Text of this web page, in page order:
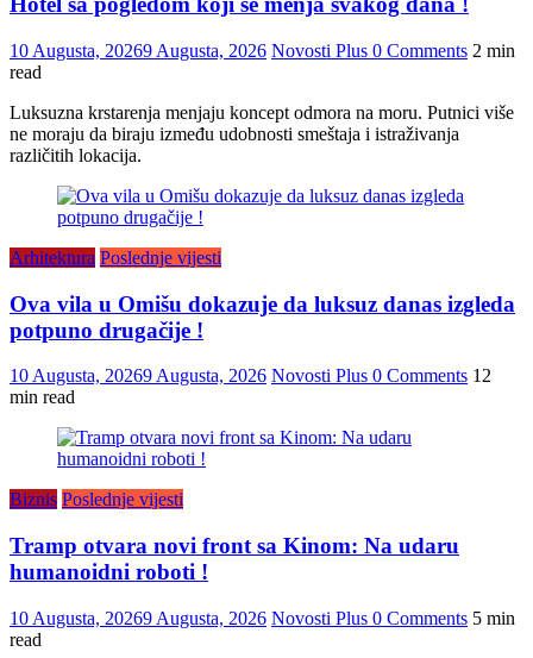
10 Augusta, 20269 Augusta, 2026 Novosti Plus 0 Comments 2 min
read
Luksuzna krstarenja menjaju koncept odmora na moru. Putnici više
ne moraju da biraju između udobnosti smeštaja i istraživanja
različitih lokacija.
Arhitektura Poslednje vijesti
Ova vila u Omišu dokazuje da luksuz danas izgleda
potpuno drugačije !
10 Augusta, 20269 Augusta, 2026 Novosti Plus 0 Comments 12
min read
Biznis Poslednje vijesti
Tramp otvara novi front sa Kinom: Na udaru
humanoidni roboti !
10 Augusta, 20269 Augusta, 2026 Novosti Plus 0 Comments 5 min
read